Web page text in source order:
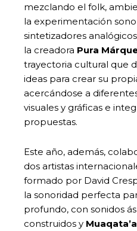
mezclando el folk,
la experimentación
sintetizadores
la creadora Pura
trayectoria cultural que
ideas para crear su
acercándose a
visuales y gráficas e
propuestas.
Este año, además,
dos artistas
formado por David
la sonoridad perfecta
profundo, con sonidos
construidos y